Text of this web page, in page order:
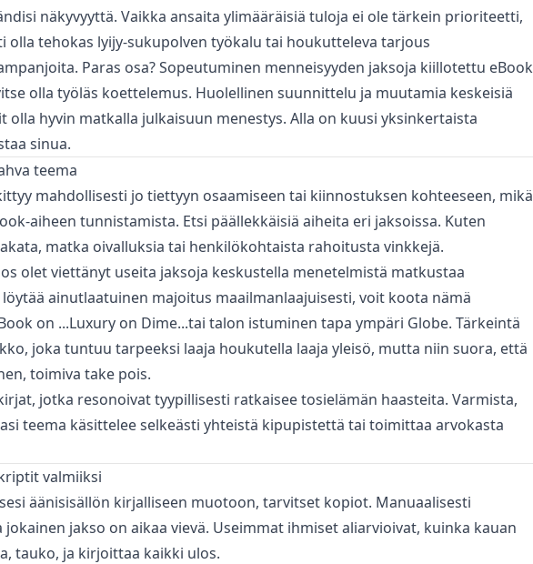
näkyvyyttä. Vaikka ansaita ylimääräisiä tuloja ei ole tärkein prioriteetti,
olla tehokas lyijy-sukupolven työkalu tai houkutteleva tarjous
Paras osa? Sopeutuminen menneisyyden jaksoja kiillotettu eBook
olla työläs koettelemus. Huolellinen suunnittelu ja muutamia keskeisiä
olla hyvin matkalla julkaisuun menestys. Alla on kuusi yksinkertaista
sinua.
teema
mahdollisesti jo tiettyyn osaamiseen tai kiinnostuksen kohteeseen, mikä
aiheen tunnistamista. Etsi päällekkäisiä aiheita eri jaksoissa. Kuten
matka oivalluksia tai henkilökohtaista rahoitusta vinkkejä.
olet viettänyt useita jaksoja keskustella menetelmistä matkustaa
ainutlaatuinen majoitus maailmanlaajuisesti, voit koota nämä
on ...Luxury on Dime...tai talon istuminen tapa ympäri Globe. Tärkeintä
joka tuntuu tarpeeksi laaja houkutella laaja yleisö, mutta niin suora, että
toimiva take pois.
jotka resonoivat tyypillisesti ratkaisee tosielämän haasteita. Varmista,
teema käsittelee selkeästi yhteistä kipupistettä tai toimittaa arvokasta
valmiiksi
äänisisällön kirjalliseen muotoon, tarvitset kopiot. Manuaalisesti
jakso on aikaa vievä. Useimmat ihmiset aliarvioivat, kuinka kauan
tauko, ja kirjoittaa kaikki ulos.